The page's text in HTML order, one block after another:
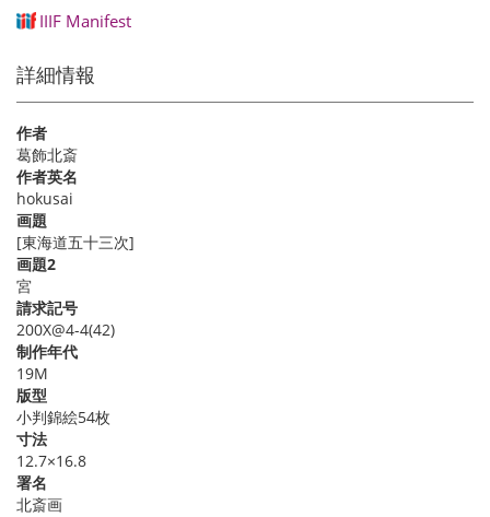
IIIF Manifest
詳細情報
作者
葛飾北斎
作者英名
hokusai
画題
[東海道五十三次]
画題2
宮
請求記号
200X@4-4(42)
制作年代
19M
版型
小判錦絵54枚
寸法
12.7×16.8
署名
北斎画